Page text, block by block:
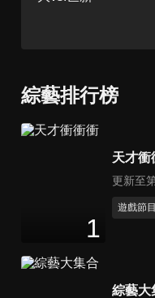
綜藝排行榜
1
天才衝
更新至
遊戲節目
綜藝大